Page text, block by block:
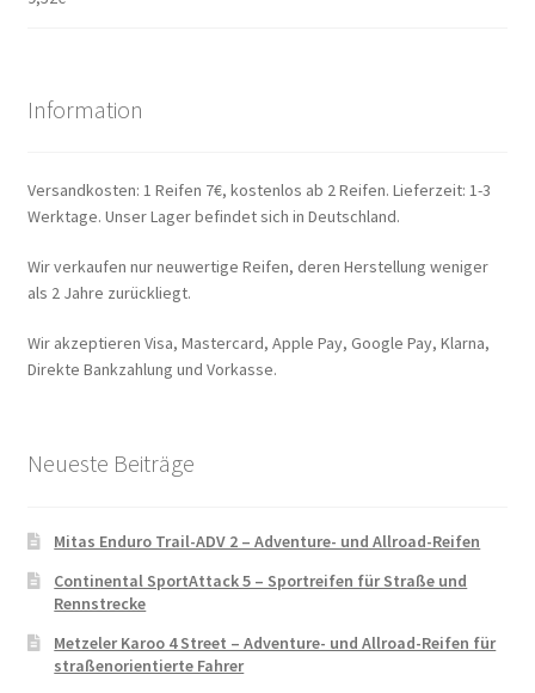
Information
Versandkosten: 1 Reifen 7€, kostenlos ab 2 Reifen. Lieferzeit: 1-3
Werktage. Unser Lager befindet sich in Deutschland.
Wir verkaufen nur neuwertige Reifen, deren Herstellung weniger
als 2 Jahre zurückliegt.
Wir akzeptieren Visa, Mastercard, Apple Pay, Google Pay, Klarna,
Direkte Bankzahlung und Vorkasse.
Neueste Beiträge
Mitas Enduro Trail-ADV 2 – Adventure- und Allroad-Reifen
Continental SportAttack 5 – Sportreifen für Straße und
Rennstrecke
Metzeler Karoo 4 Street – Adventure- und Allroad-Reifen für
straßenorientierte Fahrer